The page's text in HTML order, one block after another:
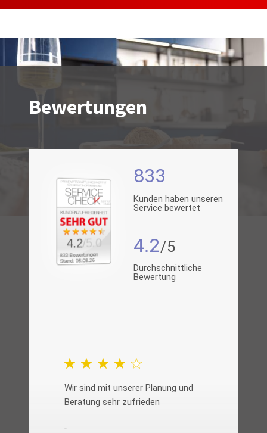
Bewertungen
833 Bewertungen
Stand: 08.08.26
4.2/5.0
833
Kunden haben unseren
Service bewertet
4.2
Durchschnittliche
Bewertung
Wir sind mit unserer Planung und
Beratung sehr zufrieden